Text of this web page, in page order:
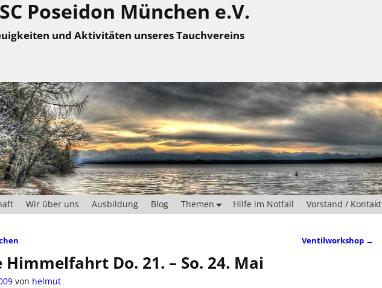
Poseidon München e.V.
und Aktivitäten unseres Tauchvereins
Wir über uns Ausbildung Blog Themen Hilfe im Notfall
Vorstand / Kontakt
Ventilworkshop →
Himmelfahrt Do. 21. – So. 24. Mai
von helmut